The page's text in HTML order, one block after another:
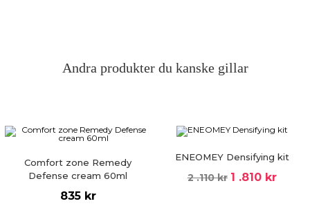
Andra produkter du kanske gillar
Comfort zone Remedy
Defense cream 60ml
835 kr
ENEOMEY Densifying kit
2 .110kr Det
1 .810 krDet